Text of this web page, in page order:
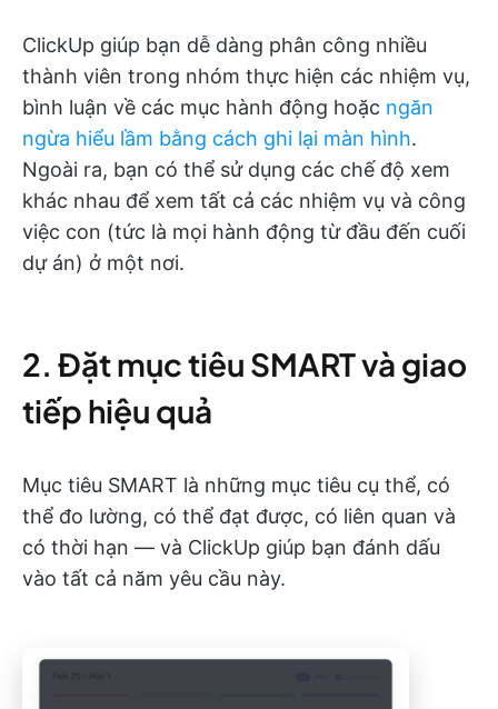
ClickUp giúp bạn dễ dàng phân công nhiều
thành viên trong nhóm thực hiện các nhiệm vụ,
bình luận về các mục hành động hoặc ngăn
ngừa hiểu lầm bằng cách ghi lại màn hình.
Ngoài ra, bạn có thể sử dụng các chế độ xem
khác nhau để xem tất cả các nhiệm vụ và công
việc con (tức là mọi hành động từ đầu đến cuối
dự án) ở một nơi.
2. Đặt mục tiêu SMART và giao
tiếp hiệu quả
Mục tiêu SMART là những mục tiêu cụ thể, có
thể đo lường, có thể đạt được, có liên quan và
có thời hạn — và ClickUp giúp bạn đánh dấu
vào tất cả năm yêu cầu này.